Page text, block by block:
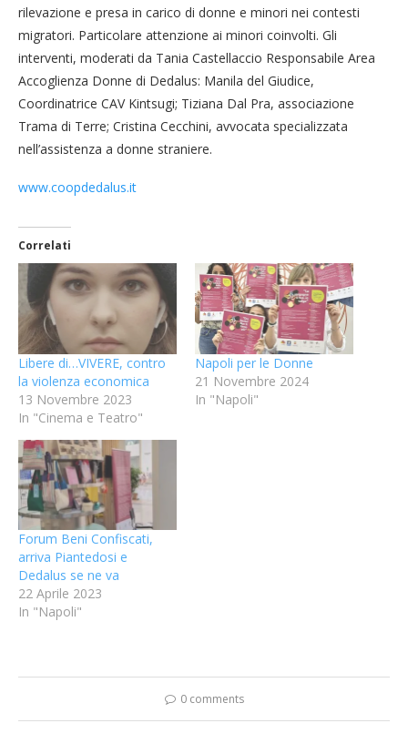
rilevazione e presa in carico di donne e minori nei contesti
migratori. Particolare attenzione ai minori coinvolti. Gli
interventi, moderati da Tania Castellaccio Responsabile Area
Accoglienza Donne di Dedalus: Manila del Giudice,
Coordinatrice CAV Kintsugi; Tiziana Dal Pra, associazione
Trama di Terre; Cristina Cecchini, avvocata specializzata
nell’assistenza a donne straniere.
www.coopdedalus.it
Correlati
Libere di…VIVERE, contro
la violenza economica
13 Novembre 2023
In "Cinema e Teatro"
Napoli per le Donne
21 Novembre 2024
In "Napoli"
Forum Beni Confiscati,
arriva Piantedosi e
Dedalus se ne va
22 Aprile 2023
In "Napoli"
0 comments